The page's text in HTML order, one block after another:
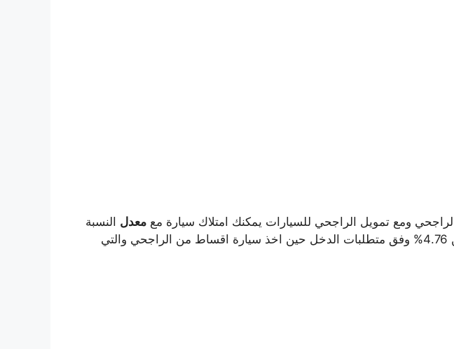
الراجحي ومع تمويل الراجحي للسيارات يمكنك امتلاك سيارة مع معدل النسبة
السنوي شاملة التأمين يبدأ من 4.76% وفق متطلبات الدخل حين اخذ سيارة اقساط من الراجحي والتي